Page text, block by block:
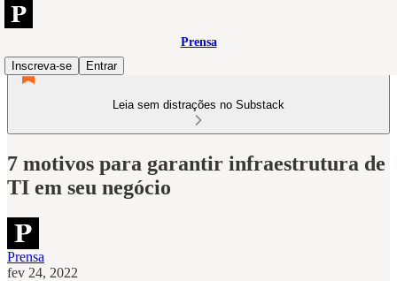
Prensa
Inscreva-se
Entrar
Leia sem distrações no Substack
7 motivos para garantir infraestrutura de
TI em seu negócio
Prensa
fev 24, 2022